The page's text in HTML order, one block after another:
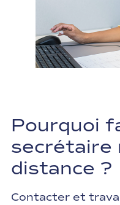
Pourquoi
secrétaire
distance ?
Contacter et